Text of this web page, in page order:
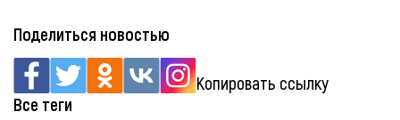
Поделиться новостью
Копировать ссылку
Все теги